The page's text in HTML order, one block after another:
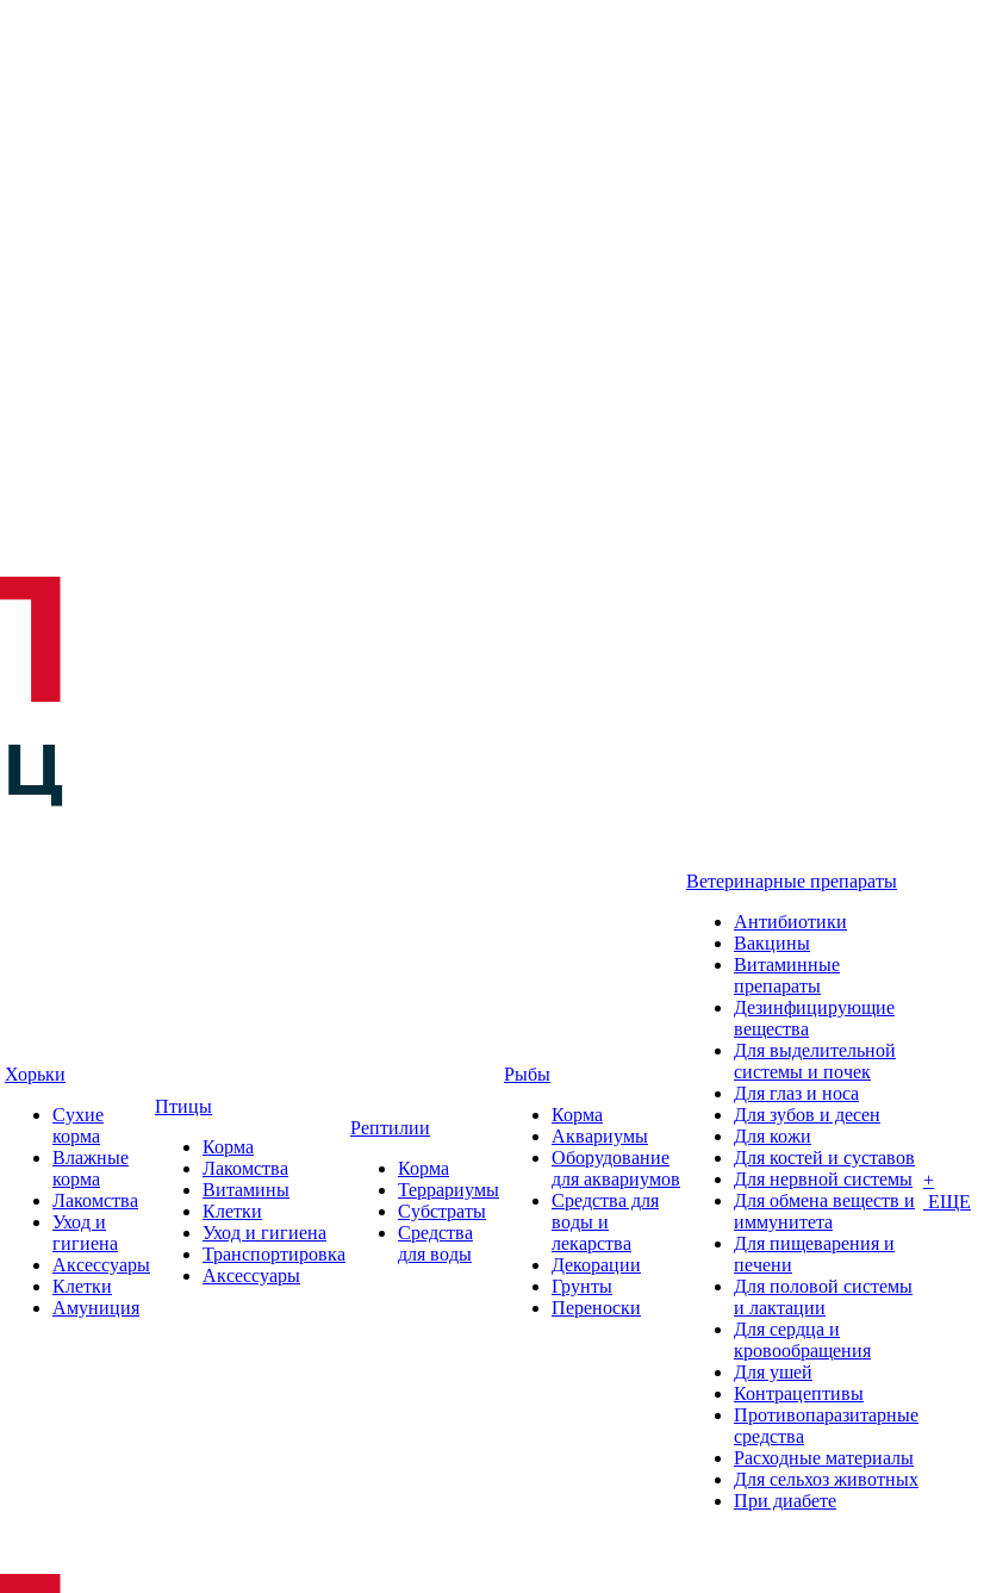
Хорьки
Сухие
корма
Влажные
корма
Лакомства
Уход и
гигиена
Аксессуары
Клетки
Амуниция
Птицы
Корма
Лакомства
Витамины
Клетки
Уход и гигиена
Транспортировка
Аксессуары
Рептилии
Корма
Террариумы
Субстраты
Средства
для воды
Рыбы
Корма
Аквариумы
Оборудование
для аквариумов
Средства для
воды и
лекарства
Декорации
Грунты
Переноски
Ветеринарные препараты
Антибиотики
Вакцины
Витаминные
препараты
Дезинфицирующие
вещества
Для выделительной
системы и почек
Для глаз и носа
Для зубов и десен
Для кожи
Для костей и суставов
Для нервной системы
Для обмена веществ и
иммунитета
Для пищеварения и
печени
Для половой системы
и лактации
Для сердца и
кровообращения
Для ушей
Контрацептивы
Противопаразитарные
средства
Расходные материалы
Для сельхоз животных
При диабете
+
ЕЩЕ